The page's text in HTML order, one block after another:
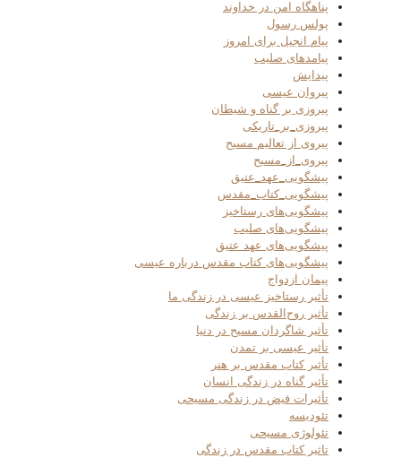
پناهگاه امن در خداوند
پولس رسول
پیام انجیل برای امروز
پیامدهای صلیب
پیدایش
پیروان عیسی
پیروزی بر گناه و شیطان
پیروزی_بر_تاریکی
پیروی از تعالیم مسیح
پیروی_از_مسیح
پیشگویی_عهد_عتیق
پیشگویی_کتاب_مقدس
پیشگویی‌های رستاخیز
پیشگویی‌های صلیب
پیشگویی‌های عهد عتیق
پیشگویی‌های کتاب مقدس درباره عیسی
پیمان ازدواج
تأثیر رستاخیز عیسی در زندگی ما
تأثیر روح‌القدس بر زندگی
تأثیر شاگردان مسیح در دنیا
تأثیر عیسی بر تمدن
تأثیر کتاب مقدس بر هنر
تأثیر گناه در زندگی انسان
تأثیرات فیض در زندگی مسیحی
تئودیسه
تئولوژی مسیحی
تاثیر کتاب مقدس در زندگی